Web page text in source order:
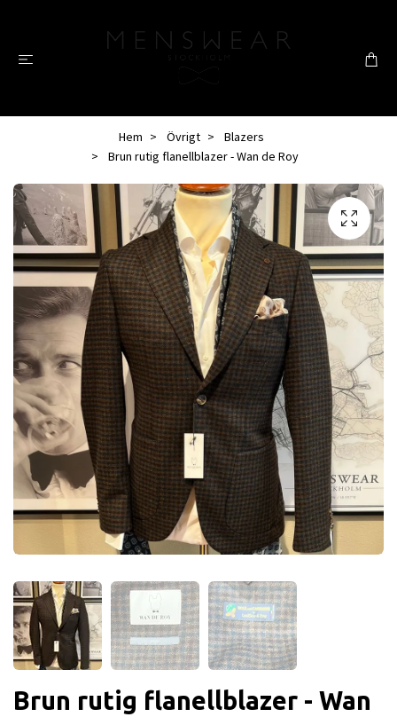
Hem Övrigt
Blazers
Brun rutig flanellblazer - Wan de Roy
Brun rutig flanellblazer - Wan